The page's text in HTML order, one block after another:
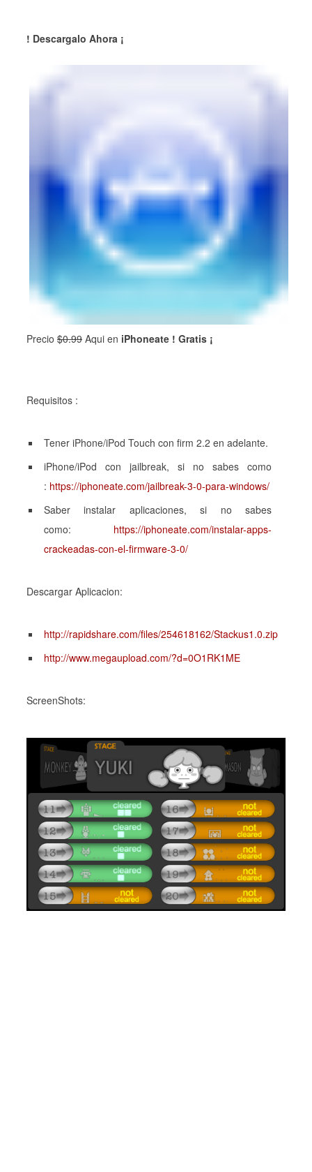
! Descargalo Ahora ¡
Precio $0.99 Aqui en iPhoneate ! Gratis ¡
Requisitos :
Tener iPhone/iPod Touch con firm 2.2 en adelante.
iPhone/iPod con jailbreak, si no sabes como
: https://iphoneate.com/jailbreak-3-0-para-windows/
Saber instalar aplicaciones, si no sabes
como: https://iphoneate.com/instalar-apps-
crackeadas-con-el-firmware-3-0/
Descargar Aplicacion:
http://rapidshare.com/files/254618162/Stackus1.0.zip
http://www.megaupload.com/?d=0O1RK1ME
ScreenShots: